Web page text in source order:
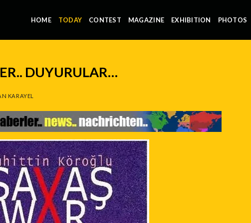
HOME TODAY CONTEST MAGAZINE EXHIBITION PHOTOS
DUYURULAR…
KARAYEL